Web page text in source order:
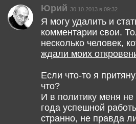
Юрий 30.10.2013 в 09:32
Я могу удалить и
комментарии свои.
несколько человек,
ждали моих
Если что-то я
что?
И в политику меня не
года успешной
странно, не правда